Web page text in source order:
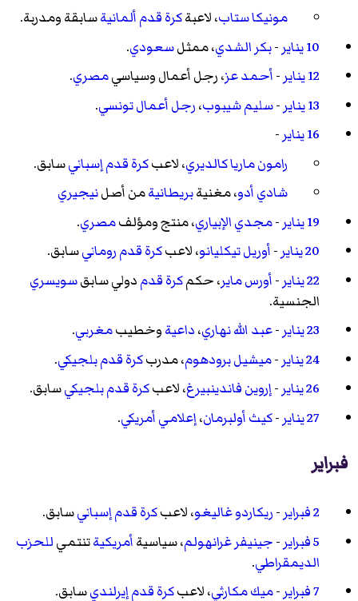
مونيكا ستاب، لاعبةكرة قدمألمانيةسابقة ومدربة.
10 يناير
-بكر الشدي، ممثلسعودي.
12 يناير
-أحمد عز، رجل أعمال وسياسيمصري.
13 يناير
-سليم شيبوب،رجل أعمالتونسي.
16 يناير
-
رامون ماريا كالديري، لاعبكرة قدمإسبانيسابق.
شادي أدو، مغنيةبريطانيةمن أصلنيجيري
19 يناير
-مجدي الإبياري، منتج ومؤلفمصري.
20 يناير
-أوريل تيكليانو، لاعبكرة قدمرومانيسابق.
22 يناير
-أورس ماير، حكمكرة قدمدولي سابقسويسري
الجنسية.
23 يناير
-عبد الله نهاري،داعيةوخطيبمغربي.
24 يناير
-ميشيل برودهوم، مدربكرة قدمبلجيكي.
26 يناير
-إروين فاندينبيرغ، لاعبكرة قدمبلجيكيسابق.
27 يناير
-كيث أولبرمان،إعلاميأمريكي.
فبراير
2 فبراير -ريكاردو غاليغو، لاعبكرة قدمإسبانيسابق.
5 فبراير
-جينيفر غرانهولم، سياسيةأمريكيةتنتميللحزب
الديمقراطي.
7 فبراير
-ميك مكارثي، لاعبكرة قدمإيرلنديسابق.